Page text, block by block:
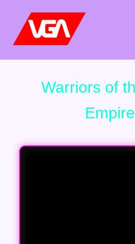
contenu
Warriors of
Empire